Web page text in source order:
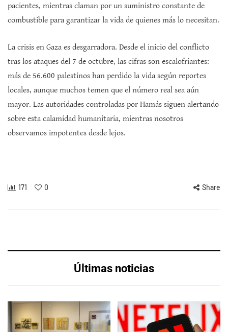
pacientes, mientras claman por un suministro constante de
combustible para garantizar la vida de quienes más lo necesitan.
La crisis en Gaza es desgarradora. Desde el inicio del conflicto
tras los ataques del 7 de octubre, las cifras son escalofriantes:
más de 56.600 palestinos han perdido la vida según reportes
locales, aunque muchos temen que el número real sea aún
mayor. Las autoridades controladas por Hamás siguen alertando
sobre esta calamidad humanitaria, mientras nosotros
observamos impotentes desde lejos.
171 0 Share
Últimas noticias